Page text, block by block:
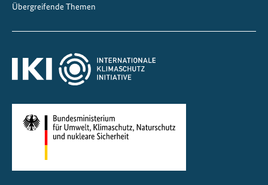
o
0
2
Übergreifende Themen